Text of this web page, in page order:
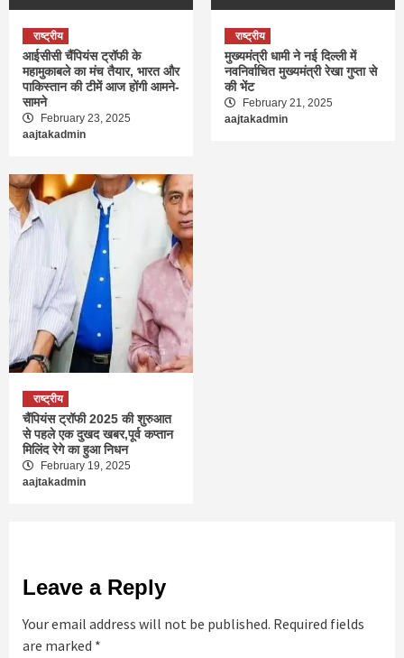
राष्ट्रीय
आईसीसी चैंपियंस ट्रॉफी के
महामुकाबले का मंच तैयार, भारत और
पाकिस्तान की टीमें आज होंगी आमने-
सामने
February 23, 2025
aajtakadmin
राष्ट्रीय
मुख्यमंत्री धामी ने नई दिल्ली में
नवनिर्वाचित मुख्यमंत्री रेखा गुप्ता से
की भेंट
February 21, 2025
aajtakadmin
राष्ट्रीय
चैंपियंस ट्रॉफी 2025 की शुरुआत
से पहले एक दुखद खबर,पूर्व कप्तान
मिलिंद रेगे का हुआ निधन
February 19, 2025
aajtakadmin
Leave a Reply
Your email address will not be published. Required fields
are marked *